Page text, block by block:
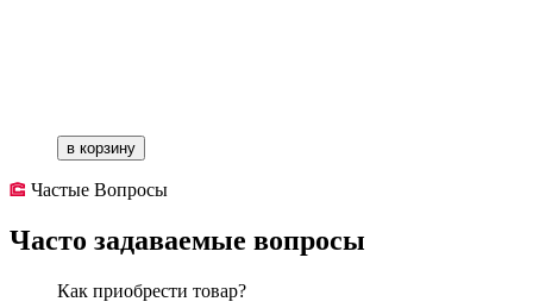
в корзину
Частые Вопросы
Часто задаваемые вопросы
Как приобрести товар?